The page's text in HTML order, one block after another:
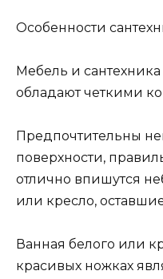
Особенности
Мебель и сантехника
обладают четкими
Предпочтительны
поверхности,
отлично впишутся
или кресло,
Ванная белого или
красивых ножках